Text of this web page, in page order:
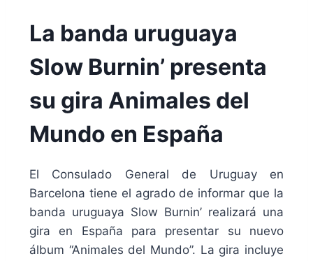
La banda uruguaya
Slow Burnin’ presenta
su gira Animales del
Mundo en España
El Consulado General de Uruguay en
Barcelona tiene el agrado de informar que la
banda uruguaya Slow Burnin’ realizará una
gira en España para presentar su nuevo
álbum “Animales del Mundo”. La gira incluye